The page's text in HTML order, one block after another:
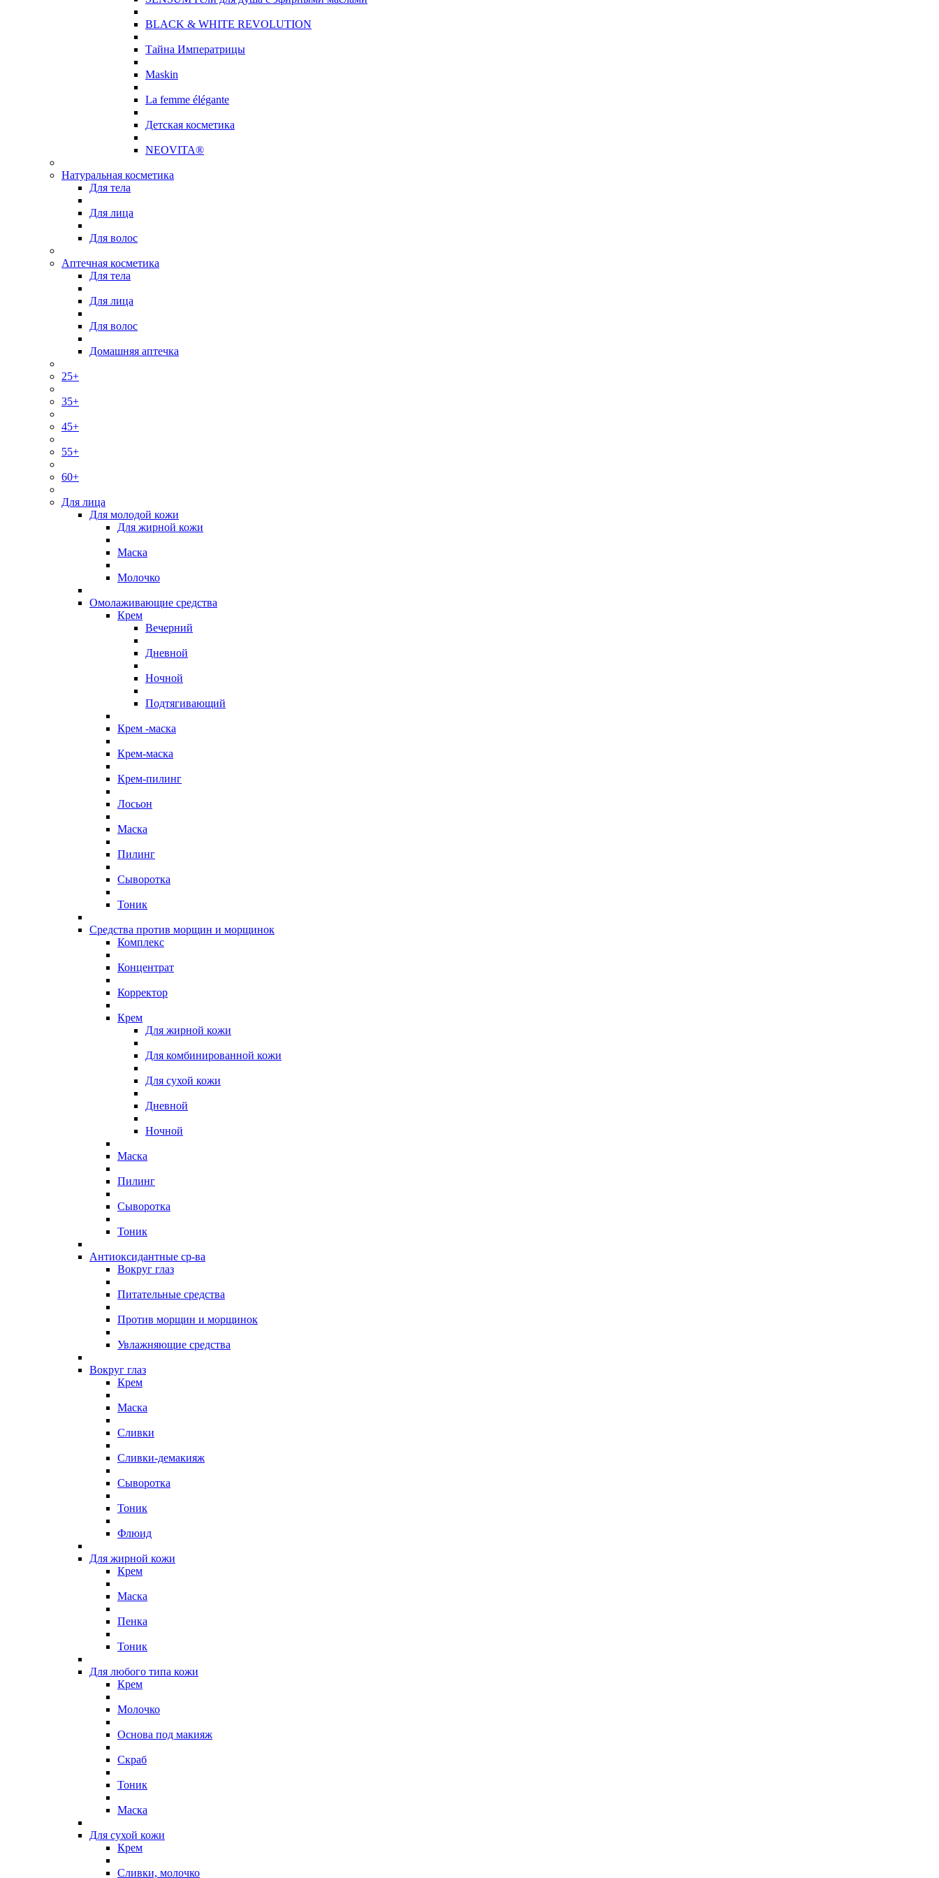
BLACK & WHITE REVOLUTION
Тайна Императрицы
Maskin
La femme élégante
Детская косметика
NEOVITA®
Натуральная косметика
Для тела
Для лица
Для волос
Аптечная косметика
Для тела
Для лица
Для волос
Домашняя аптечка
25+
35+
45+
55+
60+
Для лица
Для молодой кожи
Для жирной кожи
Маска
Молочко
Омолаживающие средства
Крем
Вечерний
Дневной
Ночной
Подтягивающий
Крем -маска
Крем-маска
Крем-пилинг
Лосьон
Маска
Пилинг
Сыворотка
Тоник
Средства против морщин и морщинок
Комплекс
Концентрат
Корректор
Крем
Для жирной кожи
Для комбинированной кожи
Для сухой кожи
Дневной
Ночной
Маска
Пилинг
Сыворотка
Тоник
Антиоксидантные ср-ва
Вокруг глаз
Питательные средства
Против морщин и морщинок
Увлажняющие средства
Вокруг глаз
Крем
Маска
Сливки
Сливки-демакияж
Сыворотка
Тоник
Флюид
Для жирной кожи
Крем
Маска
Пенка
Тоник
Для любого типа кожи
Крем
Молочко
Основа под макияж
Скраб
Тоник
Маска
Для сухой кожи
Крем
Сливки, молочко